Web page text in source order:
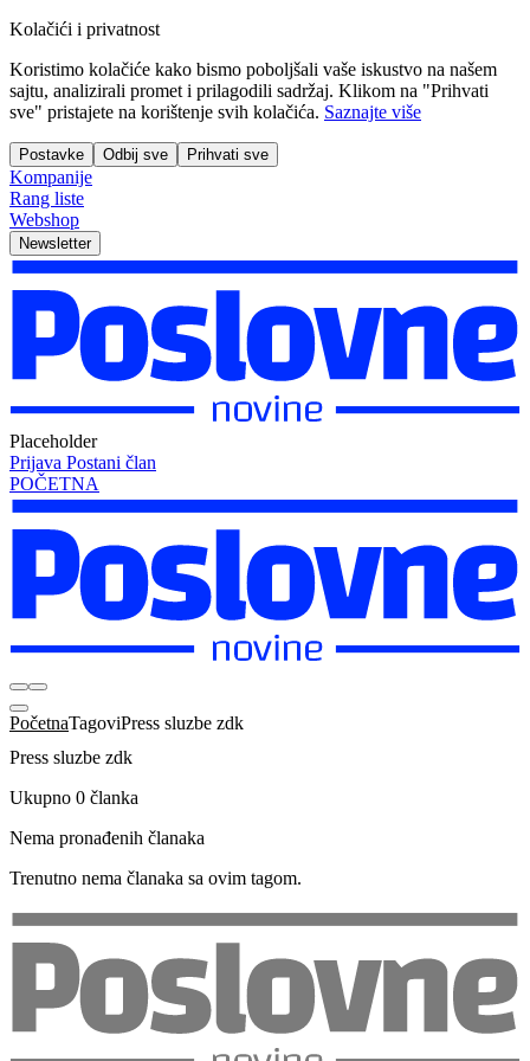
Kolačići i privatnost
Koristimo kolačiće kako bismo poboljšali vaše iskustvo na našem
sajtu, analizirali promet i prilagodili sadržaj. Klikom na "Prihvati
sve" pristajete na korištenje svih kolačića. Saznajte više
Postavke Odbij sve Prihvati sve
Kompanije
Rang liste
Webshop
Newsletter
Placeholder
Prijava Postani član
POČETNA
PočetnaTagoviPress sluzbe zdk
Press sluzbe zdk
Ukupno 0 članka
Nema pronađenih članaka
Trenutno nema članaka sa ovim tagom.